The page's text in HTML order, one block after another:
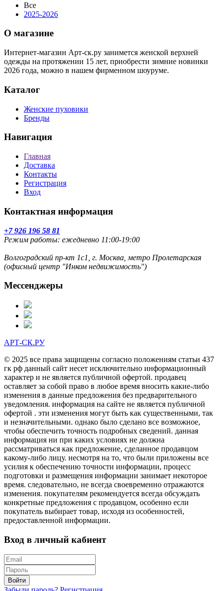
Все
2025-2026
О магазине
Интернет-магазин Арт-ск.ру занимется женской верхней
одежды на протяжении 15 лет, приобрести зимние новинки
2026 года, можно в нашем фирменном шоуруме.
Каталог
Женские пуховики
Бренды
Навигация
Главная
Доставка
Контакты
Регистрация
Вход
Контактная информация
+7 926 196 58 81
Режим работы: ежедневно 11:00-19:00
Волгоградский пр-кт 1с1, г. Москва, метро Пролетарская
(офисный центр "Инком недвижимость")
Мессенджеры
АРТ-СК.РУ
© 2025 все права защищены согласно положениям статьи 437
гк рф данный сайт несет исключительно информационный
характер и не является публичной офертой. продавец
оставляет за собой право в любое время вносить какие-либо
изменения в данные предложения без предварительного
уведомления. информация на сайте не является публичной
офертой . эти изменения могут быть как существенными, так
и незначительными. однако было сделано все возможное,
чтобы обеспечить точность подробных сведений. данная
информация ни при каких условиях не должна
рассматриваться как предложение, сделанное продавцом
какому-либо лицу. несмотря на то, что были приложены все
усилия к обеспечению точности информации, процесс
подготовки и размещения информации занимает некоторое
время. следовательно, не всегда своевременно отражаются
изменения. покупателям рекомендуется всегда обсуждать
конкретные предложения с продавцом, особенно если
покупатель выбирает товар, исходя из особенностей,
предоставленной информации.
Вход в личный кабиент
Войти